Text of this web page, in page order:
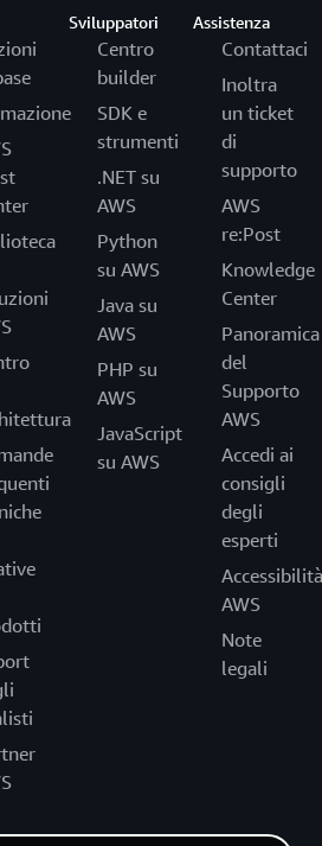
Sviluppatori
Centro
builder
SDK e
strumenti
.NET su
AWS
Python
su AWS
Java su
AWS
PHP su
AWS
JavaScript
su AWS
Assistenza
Contattaci
Inoltra
un ticket
di
supporto
AWS
re:Post
Knowledge
Center
Panoramica
del
Supporto
AWS
Accedi ai
consigli
degli
esperti
Accessibilità
AWS
Note
legali